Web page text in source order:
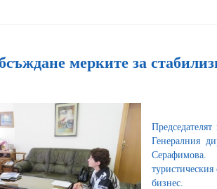
мерките за
Генералния
Серафимова.
бизнес.